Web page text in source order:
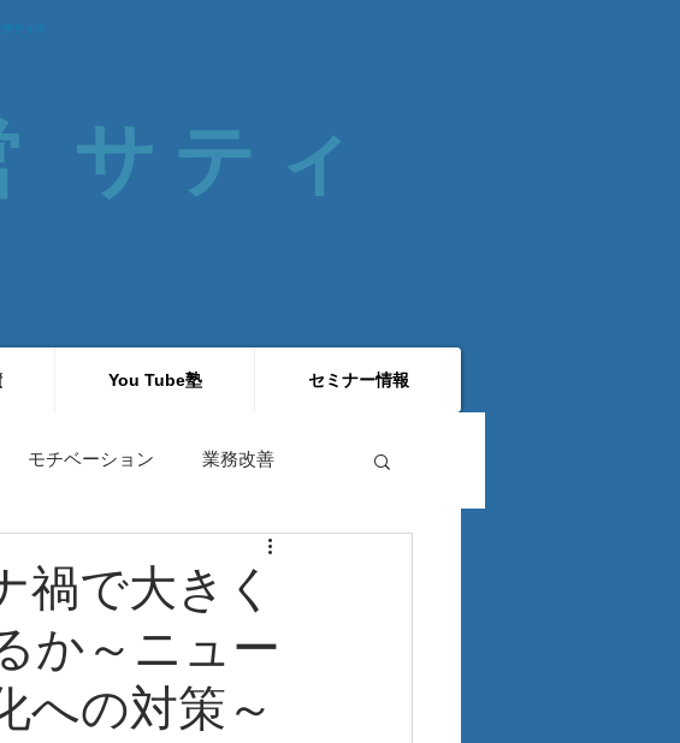
ティス
サティ
You Tube塾 セミナー情報
モチベーション 業務改善
禍で大きく
か～ニュー
への対策～